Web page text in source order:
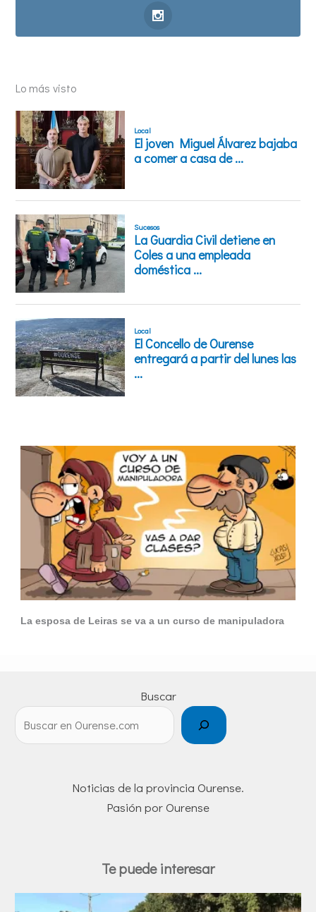
Lo más visto
La esposa de Leiras se va a un curso de manipuladora
Buscar
Noticias de la provincia Ourense.
Pasión por Ourense
Te puede interesar